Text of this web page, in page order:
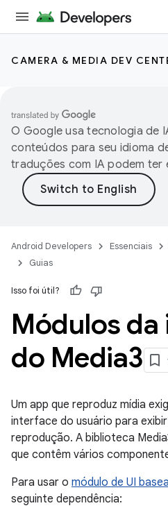
CAMERA & MEDIA DEV
O Google usa tecnologia de
conteúdos para seu idioma
traduções com IA podem ter
Android Developers Essenciais
Guias
Isso foi útil?
Módulos
do Media3
Um app que reproduz mídia
interface do usuário para
reprodução. A biblioteca
que contêm vários
Para usar o módulo de UI
seguinte dependência: